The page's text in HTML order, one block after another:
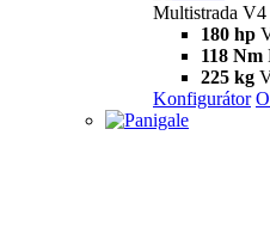
Multistrada V4
180 hp
118 Nm
225 kg
Konfigurátor